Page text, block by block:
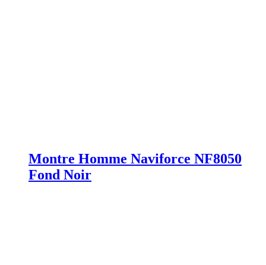
Montre Homme Naviforce NF8050
Fond Noir